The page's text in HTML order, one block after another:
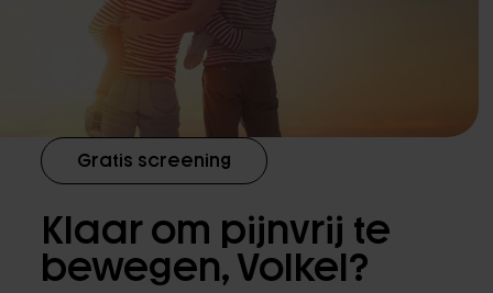
Gratis screening
Klaar om pijnvrij te
bewegen, Volkel?